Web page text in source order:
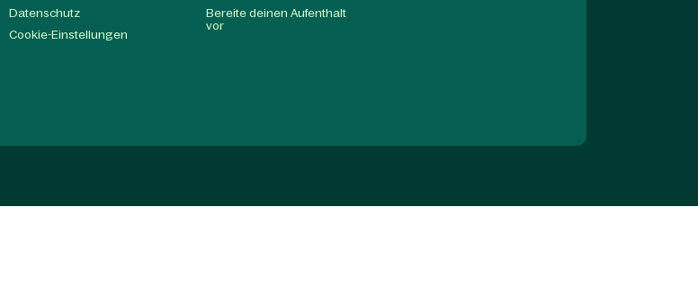
Datenschutz
Cookie-Einstellungen
Bereite deinen Aufenthalt
vor